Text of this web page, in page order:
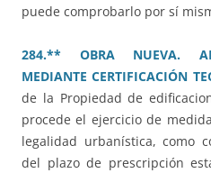
puede comprobarlo por sí
284.** OBRA NUEVA.
MEDIANTE CERTIFICACIÓN
de la Propiedad de
procede el ejercicio de
legalidad urbanística, como
del plazo de prescripción